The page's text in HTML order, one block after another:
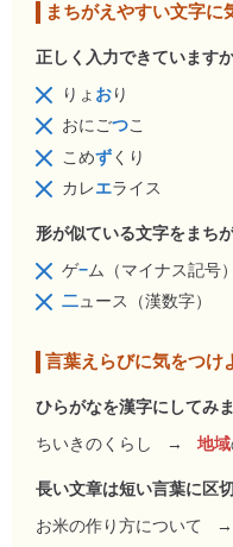
まちがえやすい文字に
正しく入力できています
りょ おり
おにごつこ
こめずくり
カレエライス
形が似ている文字をまち
ゲ−ム（マイナス記号）
二ュース（漢数字）
言葉えらびに気をつけ
ひらがなを漢字にしてみ
ちいきのくらし
→ 地域
長い文章は短い言葉に区
お米の作り方について
→